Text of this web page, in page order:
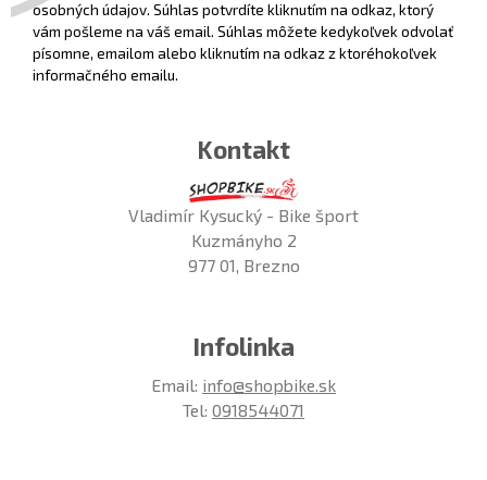
osobných údajov. Súhlas potvrdíte kliknutím na odkaz, ktorý
vám pošleme na váš email. Súhlas môžete kedykoľvek odvolať
písomne, emailom alebo kliknutím na odkaz z ktoréhokoľvek
informačného emailu.
Kontakt
Vladimír Kysucký - Bike šport
Kuzmányho 2
977 01, Brezno
Infolinka
Email: info@shopbike.sk
Tel: 0918544071